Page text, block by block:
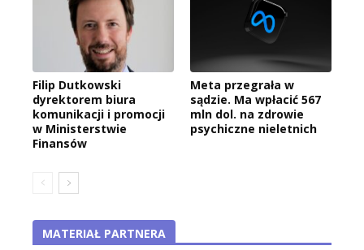
Filip Dutkowski
dyrektorem biura
komunikacji i promocji
w Ministerstwie
Finansów
Meta przegrała w
sądzie. Ma wpłacić 567
mln dol. na zdrowie
psychiczne nieletnich
MATERIAŁ PARTNERA